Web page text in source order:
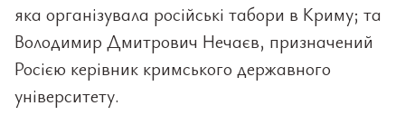
яка організувала російські табори в Криму; та
Володимир Дмитрович Нечаєв, призначений
Росією керівник кримського державного
університету.